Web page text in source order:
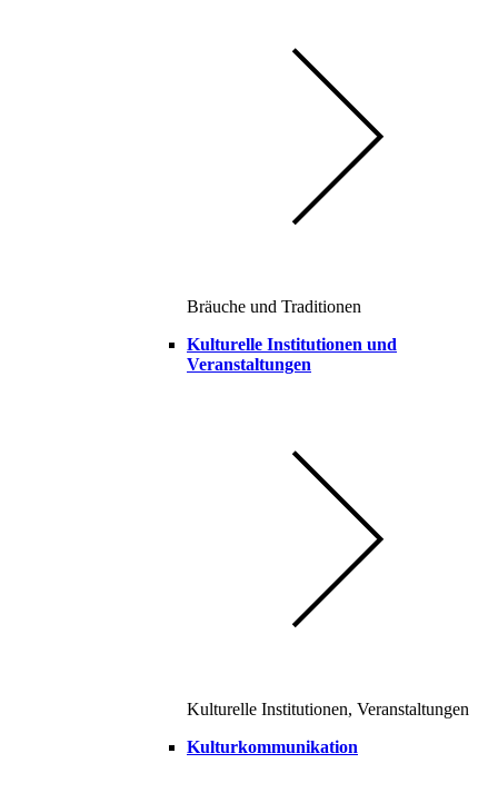
Bräuche und Traditionen
Kulturelle Institutionen und
Veranstaltungen
Kulturelle Institutionen, Veranstaltungen
Kulturkommunikation